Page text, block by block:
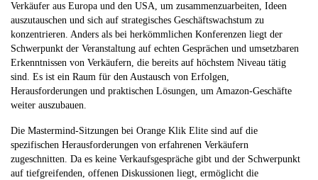
Verkäufer aus Europa und den USA, um zusammenzuarbeiten, Ideen
auszutauschen und sich auf strategisches Geschäftswachstum zu
konzentrieren. Anders als bei herkömmlichen Konferenzen liegt der
Schwerpunkt der Veranstaltung auf echten Gesprächen und umsetzbaren
Erkenntnissen von Verkäufern, die bereits auf höchstem Niveau tätig
sind. Es ist ein Raum für den Austausch von Erfolgen,
Herausforderungen und praktischen Lösungen, um Amazon-Geschäfte
weiter auszubauen.
Die Mastermind-Sitzungen bei Orange Klik Elite sind auf die
spezifischen Herausforderungen von erfahrenen Verkäufern
zugeschnitten. Da es keine Verkaufsgespräche gibt und der Schwerpunkt
auf tiefgreifenden, offenen Diskussionen liegt, ermöglicht die